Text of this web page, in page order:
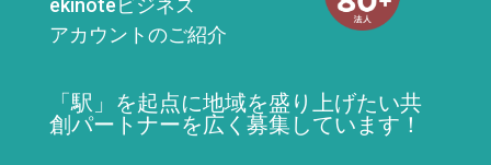
ekinoteビジネス
アカウントのご紹介
「駅」を起点に地域を盛り上げたい共
創パートナーを広く募集しています！